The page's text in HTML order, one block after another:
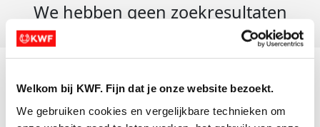
Welkom bij KWF. Fijn dat je onze website bezoekt.
We gebruiken cookies en vergelijkbare technieken om
We hebben geen zoekresultaten
Actiematerialen
Evenementen